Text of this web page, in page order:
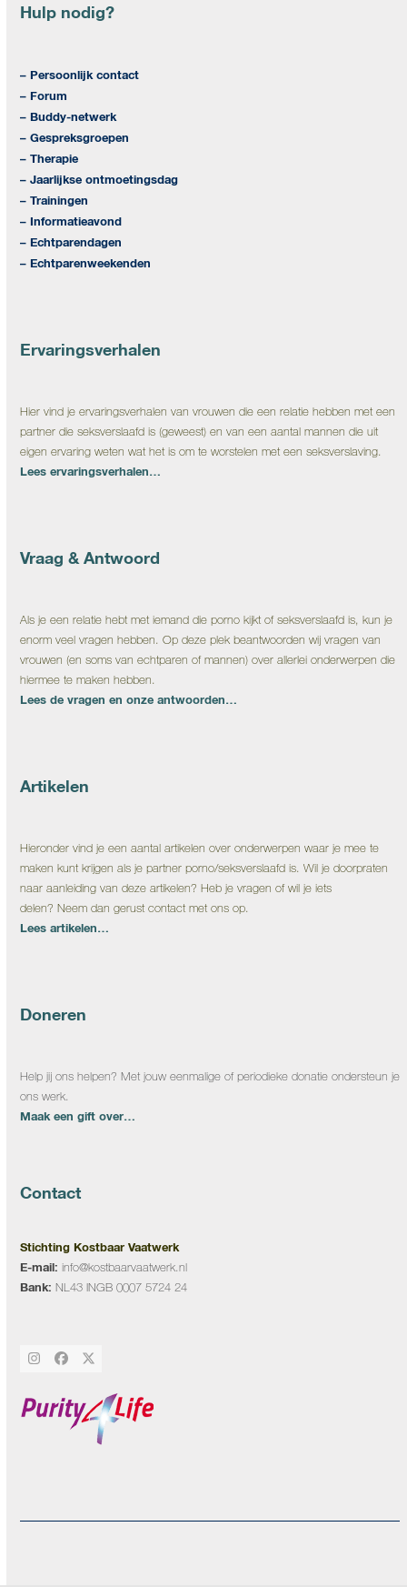
Hulp nodig?
– Persoonlijk contact
– Forum
– Buddy-netwerk
– Gespreksgroepen
– Therapie
– Jaarlijkse ontmoetingsdag
– Trainingen
– Informatieavond
– Echtparendagen
– Echtparenweekenden
Ervaringsverhalen
Hier vind je ervaringsverhalen van vrouwen die een relatie hebben met een
partner die seksverslaafd is (geweest) en van een aantal mannen die uit
eigen ervaring weten wat het is om te worstelen met een seksverslaving.
Lees ervaringsverhalen…
Vraag & Antwoord
Als je een relatie hebt met iemand die porno kijkt of seksverslaafd is, kun je
enorm veel vragen hebben. Op deze plek beantwoorden wij vragen van
vrouwen (en soms van echtparen of mannen) over allerlei onderwerpen die
hiermee te maken hebben.
Lees de vragen en onze antwoorden…
Artikelen
Hieronder vind je een aantal artikelen over onderwerpen waar je mee te
maken kunt krijgen als je partner porno/seksverslaafd is. Wil je doorpraten
naar aanleiding van deze artikelen? Heb je vragen of wil je iets
delen? Neem dan gerust contact met ons op.
Lees artikelen…
Doneren
Help jij ons helpen? Met jouw eenmalige of periodieke donatie ondersteun je
ons werk.
Maak een gift over…
Contact
Stichting Kostbaar Vaatwerk
E-mail: info@kostbaarvaatwerk.nl
Bank: NL43 INGB 0007 5724 24
Instagram
Facebook
Twitter